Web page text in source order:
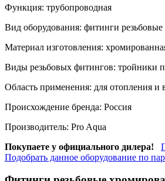
Функция: трубопроводная
Вид оборудования: фитинги резьбовые
Материал изготовления:
Виды резьбовых фитингов: тройники
Область применения: для отопления и
Происхождение бренда: Россия
Производитель: Pro Aqua
Покупаете у официального дилера!
Подобрать данное оборудование по